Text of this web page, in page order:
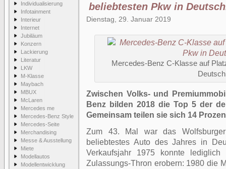
Individualisierung
Infotainment
Interieur
Internet
Jubiläum
Konzern
Lackierung
Literatur
LKW
M-Klasse
Maybach
MBUX
McLaren
Mercedes me
Mercedes-Benz Style
Mercedes-Seite
Merchandising
Messe & Ausstellung
Miete
Modellautos
Modellentwicklung
beliebtesten Pkw in
Dienstag, 29. Januar 2019
Mercedes-Benz C-Klasse auf
Zwischen Volks- und
Benz bilden 2018 die Top 5 der
Gemeinsam teilen sie sich 14
Zum 43. Mal war das
beliebtestes Auto des Jahres in
Verkaufsjahr 1975 konnte
Zulassungs-Thron erobern: 1980 die